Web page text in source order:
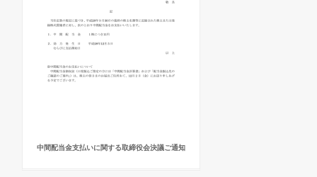
中間配当金支払いに関する取締役会決議ご通知